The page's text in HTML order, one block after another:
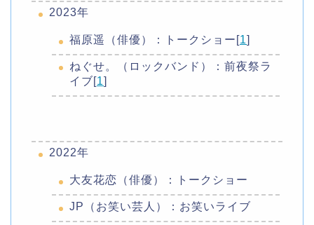
2023年
福原遥（俳優）：トークショー[1]
ねぐせ。（ロックバンド）：前夜祭ラ
イブ[1]
2022年
大友花恋（俳優）：トークショー
JP（お笑い芸人）：お笑いライブ